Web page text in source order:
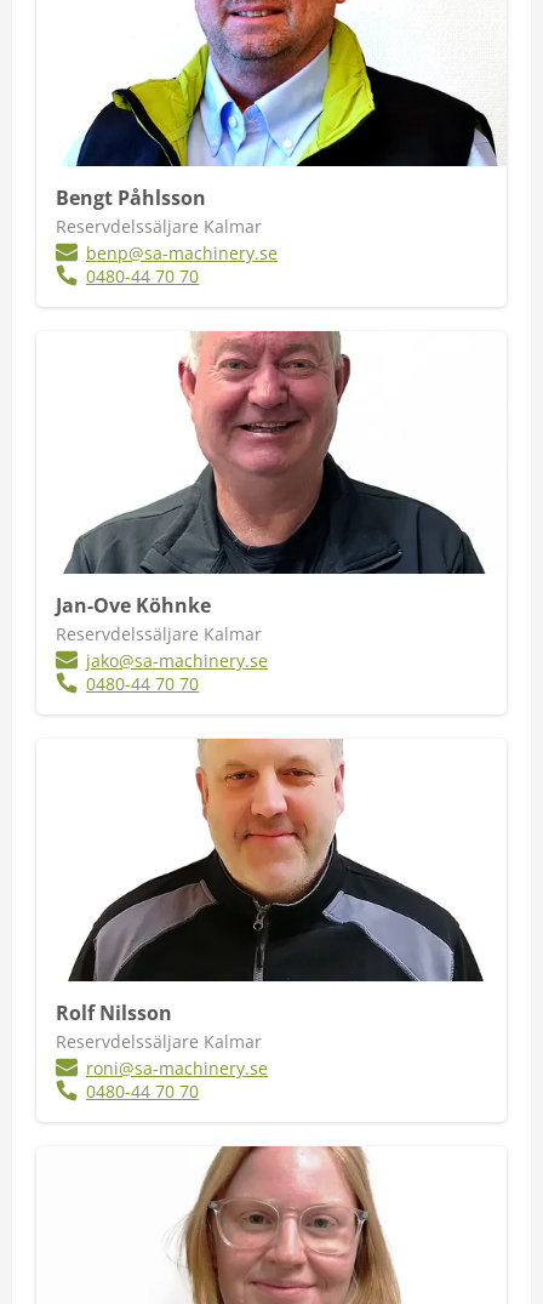
Bengt Påhlsson
Reservdelssäljare Kalmar
benp@sa-machinery.se
0480-44 70 70
Jan-Ove Köhnke
Reservdelssäljare Kalmar
jako@sa-machinery.se
0480-44 70 70
Rolf Nilsson
Reservdelssäljare Kalmar
roni@sa-machinery.se
0480-44 70 70